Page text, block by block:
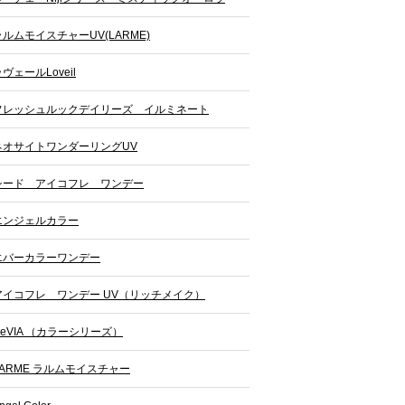
ルムモイスチャーUV(LARME)
ヴェールLoveil
レッシュルックデイリーズ イルミネート
オサイトワンダーリングUV
ード アイコフレ ワンデー
ンジェルカラー
バーカラーワンデー
イコフレ ワンデー UV（リッチメイク）
（カラーシリーズ）
ラルムモイスチャー